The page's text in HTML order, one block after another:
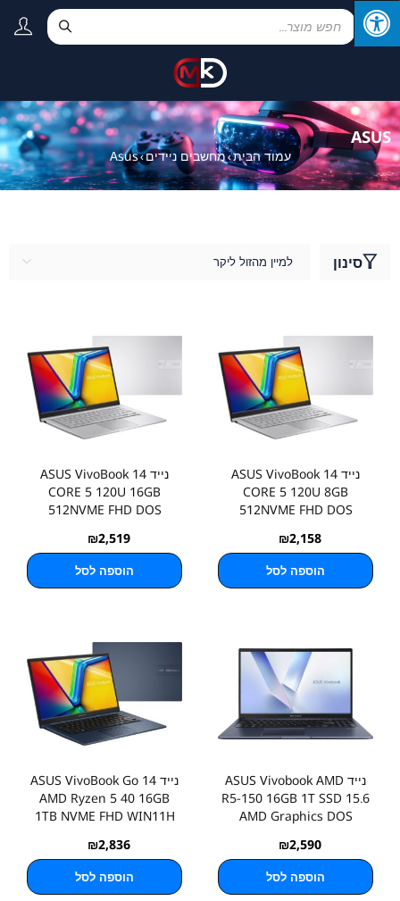
ASUS
עמוד הבית›מחשבים ניידים›
Asus
סינון למיין מהזול ליקר
נייד ASUS VivoBook 14
CORE 5 120U 8GB
512NVME FHD DOS
₪2,158
הוספה לסל
נייד ASUS VivoBook 14
CORE 5 120U 16GB
512NVME FHD DOS
₪2,519
הוספה לסל
נייד ASUS Vivobook AMD
R5-150 16GB 1T SSD 15.6
AMD Graphics DOS
₪2,590
הוספה לסל
נייד ASUS VivoBook Go 14
AMD Ryzen 5 40 16GB
1TB NVME FHD WIN11H
₪2,836
הוספה לסל